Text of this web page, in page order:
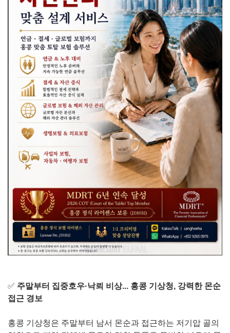
✅ 주말부터 집중호우·낙뢰 비상... 홍콩 기상청, 강력한 몬순
접근 경보
홍콩 기상청은 주말부터 남서 몬순과 접근하는 저기압 골의